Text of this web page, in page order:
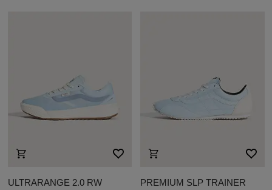
ULTRARANGE 2.0 RW
PREMIUM SLP TRAINER